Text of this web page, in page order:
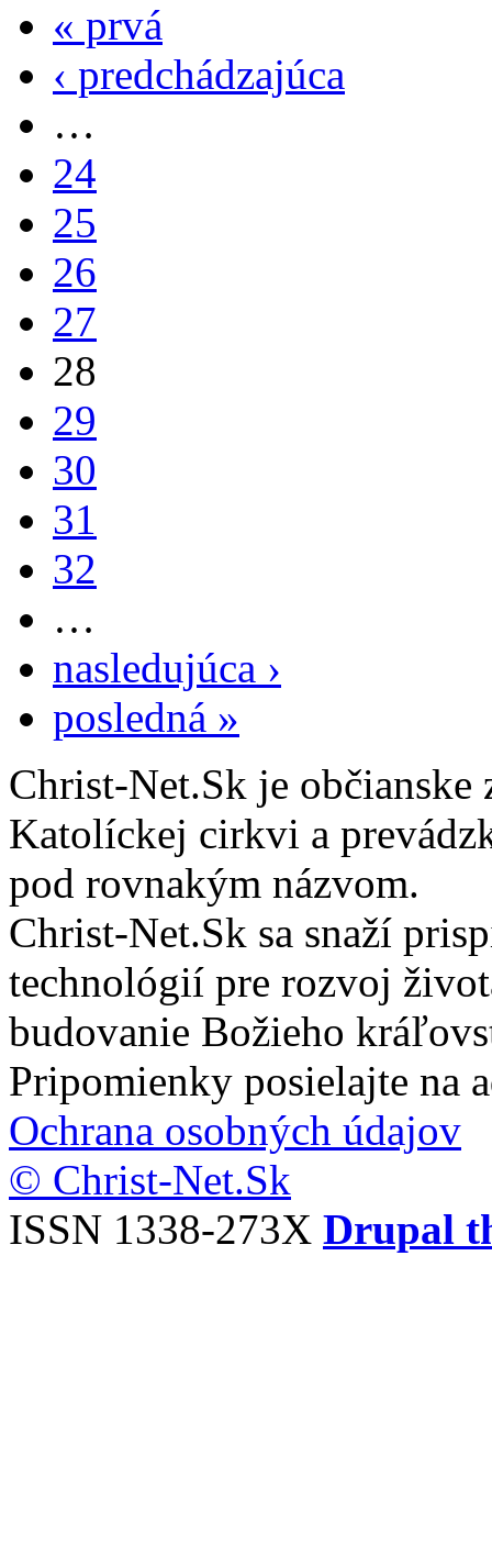
« prvá
‹ predchádzajúca
…
24
25
26
27
28
29
30
31
32
…
nasledujúca ›
posledná »
Christ-Net.Sk je
Katolíckej cirkvi a
pod rovnakým názvom.
Christ-Net.Sk sa snaží
technológií pre rozvoj
budovanie Božieho
Pripomienky posielajte na
Ochrana osobných údajov
© Christ-Net.Sk
ISSN 1338-273X Drupal